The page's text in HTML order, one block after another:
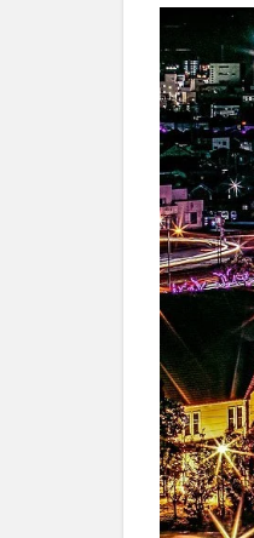
の点
灯だ
けじ
ゃな
い！
素敵
なイ
ベン
ト
3
敦賀
ネー
ショ
ン
『ミ
ライ
エ』
の詳